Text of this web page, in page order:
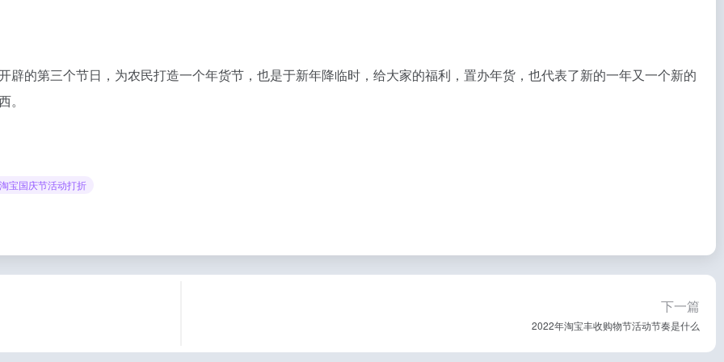
的第三个节日，为农民打造一个年货节，也是于新年降临时，给大家的福利，置办年货，也代表了新的一年又一个新的
宝国庆节活动打折
下一篇
2022年淘宝丰收购物节活动节奏是什么